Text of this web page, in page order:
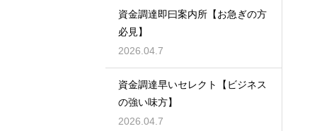
資金調達即曰案内所【お急ぎの方
必見】
2026.04.7
資金調達早いセレクト【ビジネス
の強い味方】
2026.04.7